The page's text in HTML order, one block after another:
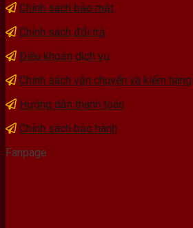
Chính sách bảo mật
Chính sách đổi trả
Điều khoản dịch vụ
Chính sách vận chuyển và kiểm hàng
Hướng dẫn thanh toán
Chính sách bảo hành
Fanpage